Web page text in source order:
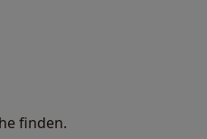
finden.